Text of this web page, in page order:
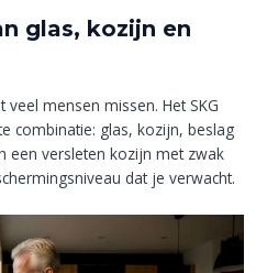
glas, kozijn en
veel mensen missen. Het SKG
combinatie: glas, kozijn, beslag
een versleten kozijn met zwak
dat je verwacht.